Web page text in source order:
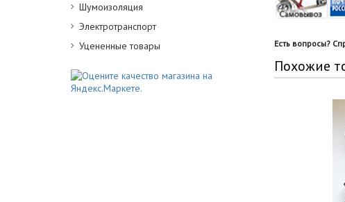
Шумоизоляция
Электротранспорт
Уцененные товары
Есть вопросы?
Похожие